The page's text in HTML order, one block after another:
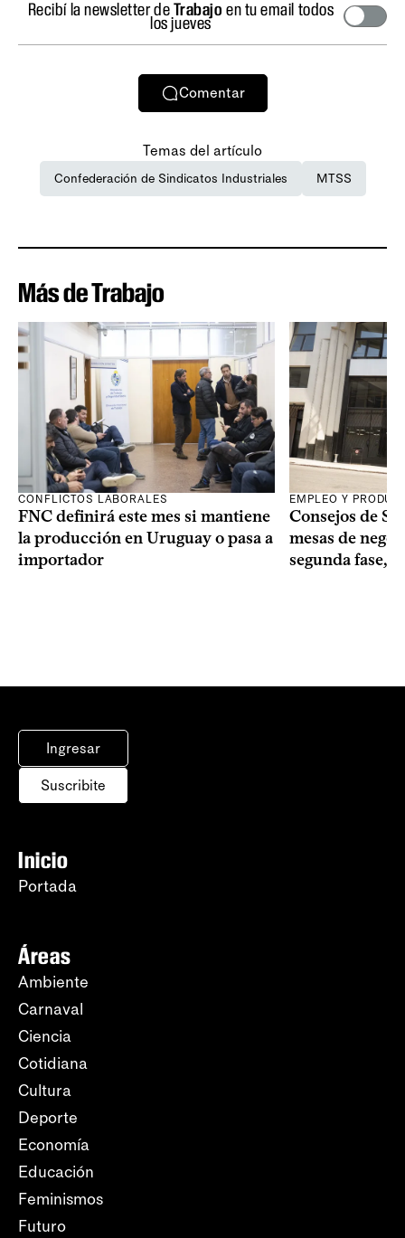
Recibí la newsletter deTrabajo en tu email todos
los jueves
Comentar
Temas del artículo
Confederación de Sindicatos Industriales MTSS
Más de Trabajo
CONFLICTOS LABORALES
FNC definirá este mes si mantiene
la producción en Uruguay o pasa a
importador
EMPLEO Y
Consejos de
mesas de
segunda fase,
Ingresar
Suscribite
Inicio
Portada
Áreas
Ambiente
Carnaval
Ciencia
Cotidiana
Cultura
Deporte
Economía
Educación
Feminismos
Futuro